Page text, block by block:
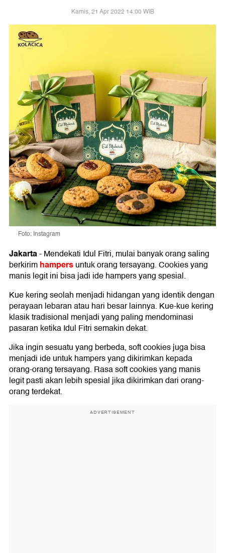
Kamis, 21 Apr 2022 14:00 WIB
Foto: Instagram
Jakarta-Mendekati Idul Fitri, mulai banyak orang saling
berkirimhampersuntuk orang tersayang. Cookies yang
manis legit ini bisa jadi ide hampers yang spesial.
Kue kering seolah menjadi hidangan yang identik dengan
perayaan lebaran atau hari besar lainnya. Kue-kue kering
klasik tradisional menjadi yang paling mendominasi
pasaran ketika Idul Fitri semakin dekat.
Jika ingin sesuatu yang berbeda, soft cookies juga bisa
menjadi ide untuk hampers yang dikirimkan kepada
orang-orang tersayang. Rasa soft cookies yang manis
legit pasti akan lebih spesial jika dikirimkan dari orang-
orang terdekat.
ADVERTISEMENT